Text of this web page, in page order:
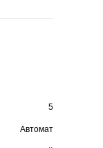
5
Автомат